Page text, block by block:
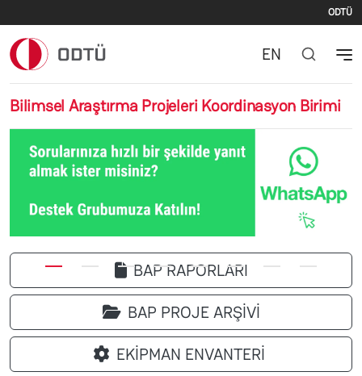
ODTÜ
Bilimsel Araştırma Projeleri Koordinasyon Birimi
EN
BAP RAPORLARI
BAP PROJE ARŞİVİ
EKİPMAN ENVANTERİ